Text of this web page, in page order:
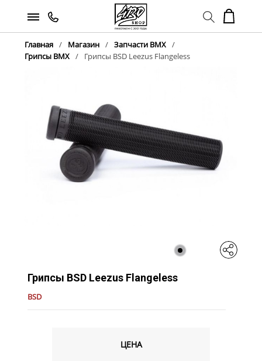
Главная Магазин
Запчасти BMX
Грипсы BMX
Грипсы BSD Leezus Flangeless
Грипсы BSD Leezus Flangeless
BSD
ЦЕНА